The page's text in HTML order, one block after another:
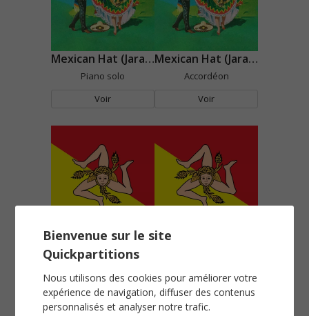
Mexican Hat (Jarabe Tapatio)
Piano solo
Voir
Mexican Hat (Jarabe Tapatio)
Accordéon
Voir
Si maritau Rosa
Piano Chant
Voir
Si maritau Rosa
Voir
Bienvenue sur le site
Quickpartitions
Nous utilisons des cookies pour améliorer votre
expérience de navigation, diffuser des contenus
personnalisés et analyser notre trafic.